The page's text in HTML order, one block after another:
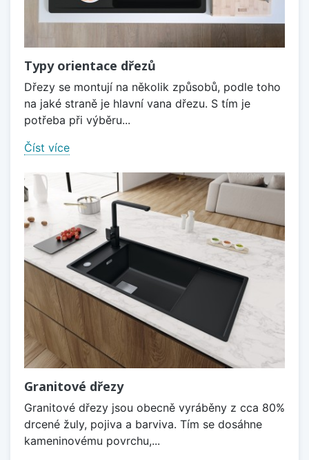
Typy orientace dřezů
Dřezy se montují na několik způsobů, podle toho
na jaké straně je hlavní vana dřezu. S tím je
potřeba při výběru...
Číst více
Granitové dřezy
Granitové dřezy jsou obecně vyráběny z cca 80%
drcené žuly, pojiva a barviva. Tím se dosáhne
kameninovému povrchu,...